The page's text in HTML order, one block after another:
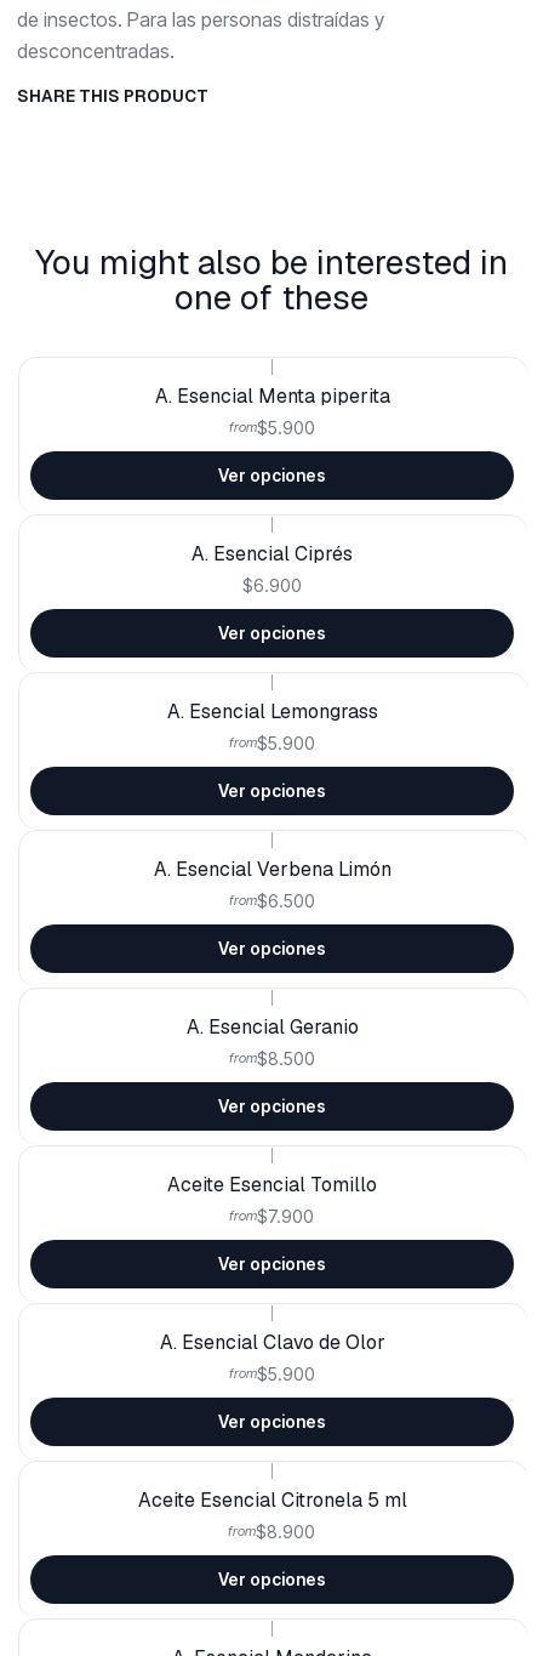
de insectos. Para las personas distraídas y
desconcentradas.
SHARE THIS PRODUCT
You might also be interested in
one of these
A. Esencial Menta piperita
from$5.900
Ver opciones
A. Esencial Ciprés
$6.900
Ver opciones
A. Esencial Lemongrass
from$5.900
Ver opciones
A. Esencial Verbena Limón
from$6.500
Ver opciones
A. Esencial Geranio
from$8.500
Ver opciones
Aceite Esencial Tomillo
from$7.900
Ver opciones
A. Esencial Clavo de Olor
from$5.900
Ver opciones
Aceite Esencial Citronela 5 ml
from$8.900
Ver opciones